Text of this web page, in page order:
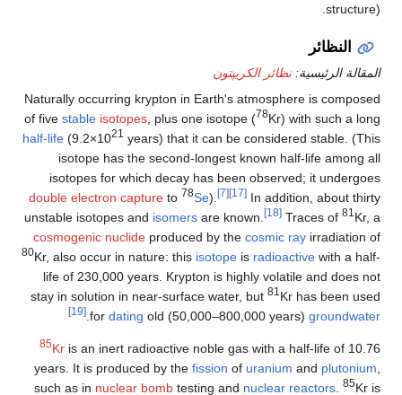
structure).
النظائر
المقالة الرئيسية:نظائر الكريپتون
Naturally occurring krypton in Earth's atmosphere is composed
of five stable isotopes, plus one isotope (78Kr) with such a long
half-life (9.2×1021 years) that it can be considered stable. (This
isotope has the second-longest known half-life among all
isotopes for which decay has been observed; it undergoes
double electron capture to 78Se). [7] [17] In addition, about thirty
unstable isotopes and isomers are known. [18] Traces of 81Kr, a
cosmogenic nuclide produced by the cosmic ray irradiation of
80Kr, also occur in nature: this isotope is radioactive with a half-
life of 230,000 years. Krypton is highly volatile and does not
stay in solution in near-surface water, but 81Kr has been used
for dating old (50,000–800,000 years) groundwater
.
[19]
85Kr is an inert radioactive noble gas with a half-life of 10.76
years. It is produced by the fission of uranium and plutonium,
such as in nuclear bomb testing and nuclear reactors. 85Kr is